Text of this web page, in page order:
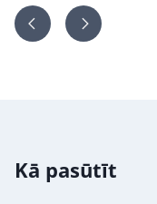
Kā pasūtīt